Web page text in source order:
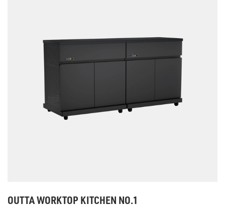
OUTTA WORKTOP KITCHEN NO.1